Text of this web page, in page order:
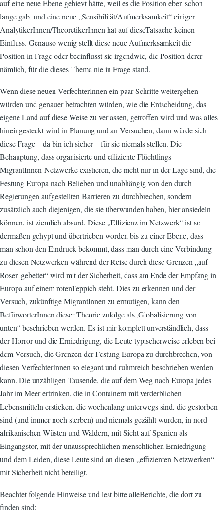
auf eine neue Ebene gehievt hätte, weil es die Position eben schon
lange gab, und eine neue „Sensibilität/Aufmerksamkeit“ einiger
AnalytikerInnen/TheoretikerInnen hat auf dieseTatsache keinen
Einfluss. Genauso wenig stellt diese neue Aufmerksamkeit die
Position in Frage oder beeinflusst sie irgendwie, die Position derer
nämlich, für die dieses Thema nie in Frage stand.
Wenn diese neuen VerfechterInnen ein paar Schritte weitergehen
würden und genauer betrachten würden, wie die Entscheidung, das
eigene Land auf diese Weise zu verlassen, getroffen wird und was alles
hineingesteckt wird in Planung und an Versuchen, dann würde sich
diese Frage – da bin ich sicher – für sie niemals stellen. Die
Behauptung, dass organisierte und effiziente Flüchtlings-
MigrantInnen-Netzwerke existieren, die nicht nur in der Lage sind, die
Festung Europa nach Belieben und unabhängig von den durch
Regierungen aufgestellten Barrieren zu durchbrechen, sondern
zusätzlich auch diejenigen, die sie überwunden haben, hier ansiedeln
können, ist ziemlich absurd. Diese „Effizienz im Netzwerk“ ist so
dermaßen gehypt und übertrieben worden bis zu einer Ebene, dass
man schon den Eindruck bekommt, dass man durch eine Verbindung
zu diesen Netzwerken während der Reise durch diese Grenzen „auf
Rosen gebettet“ wird mit der Sicherheit, dass am Ende der Empfang in
Europa auf einem rotenTeppich steht. Dies zu erkennen und der
Versuch, zukünftige MigrantInnen zu ermutigen, kann den
BefürworterInnen dieser Theorie zufolge als„Globalisierung von
unten“ beschrieben werden. Es ist mir komplett unverständlich, dass
der Horror und die Erniedrigung, die Leute typischerweise erleben bei
dem Versuch, die Grenzen der Festung Europa zu durchbrechen, von
diesen VerfechterInnen so elegant und ruhmreich beschrieben werden
kann. Die unzähligen Tausende, die auf dem Weg nach Europa jedes
Jahr im Meer ertrinken, die in Containern mit verderblichen
Lebensmitteln ersticken, die wochenlang unterwegs sind, die gestorben
sind (und immer noch sterben) und niemals gezählt wurden, in nord-
afrikanischen Wüsten und Wäldern, mit Sicht auf Spanien als
Eingangstor, mit der unaussprechlichen menschlichen Erniedrigung
und dem Leiden, diese Leute sind an diesen „effizienten Netzwerken“
mit Sicherheit nicht beteiligt.
Beachtet folgende Hinweise und lest bitte alleBerichte, die dort zu
finden sind: